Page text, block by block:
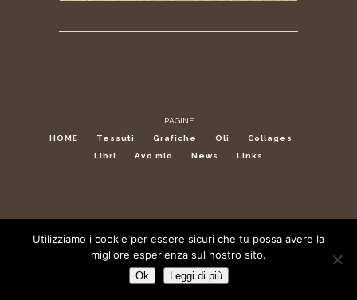
PAGINE
HOME
Tessuti Grafiche Oli
Collages
Libri
Avo mio News Links
Utilizziamo i cookie per essere sicuri che tu possa avere la
migliore esperienza sul nostro sito.
Ok Leggi di più